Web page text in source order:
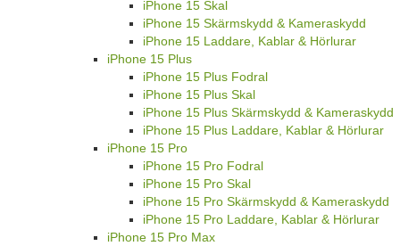
iPhone 15 Skal
iPhone 15 Skärmskydd & Kameraskydd
iPhone 15 Laddare, Kablar & Hörlurar
iPhone 15 Plus
iPhone 15 Plus Fodral
iPhone 15 Plus Skal
iPhone 15 Plus Skärmskydd & Kameraskydd
iPhone 15 Plus Laddare, Kablar & Hörlurar
iPhone 15 Pro
iPhone 15 Pro Fodral
iPhone 15 Pro Skal
iPhone 15 Pro Skärmskydd & Kameraskydd
iPhone 15 Pro Laddare, Kablar & Hörlurar
iPhone 15 Pro Max